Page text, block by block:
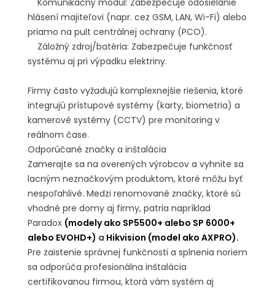
hlásení majiteľovi (napr. cez GSM, LAN, Wi-Fi) alebo
priamo na pult centrálnej ochrany (PCO).
Záložný zdroj/batéria: Zabezpečuje funkčnosť
systému aj pri výpadku elektriny.
Firmy často vyžadujú komplexnejšie riešenia, ktoré
integrujú prístupové systémy (karty, biometria) a
kamerové systémy (CCTV) pre monitoring v
reálnom čase.
Odporúčané značky a inštalácia
Zamerajte sa na overených výrobcov a vyhnite sa
lacným neznačkovým produktom, ktoré môžu byť
nespoľahlivé. Medzi renomované značky, ktoré sú
vhodné pre domy aj firmy, patria napríklad
Paradox (modely ako SP5500+ alebo SP 6000+
alebo EVOHD+) a Hikvision (model ako AXPRO).
Pre zaistenie správnej funkčnosti a splnenia noriem
sa odporúča profesionálna inštalácia
certifikovanou firmou, ktorá vám systém aj